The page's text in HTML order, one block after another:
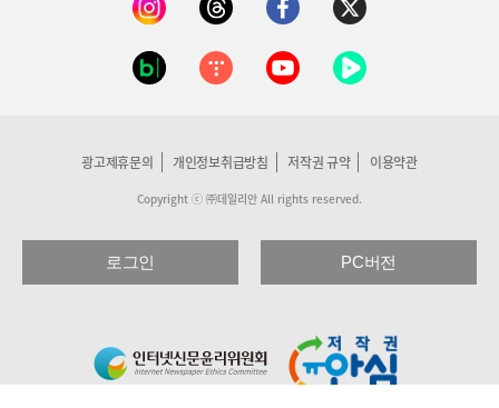
광고제휴문의 개인정보취급방침 저작권 규약 이용약관
Copyright ⓒ ㈜데일리안 All rights reserved.
로그인 PC버전